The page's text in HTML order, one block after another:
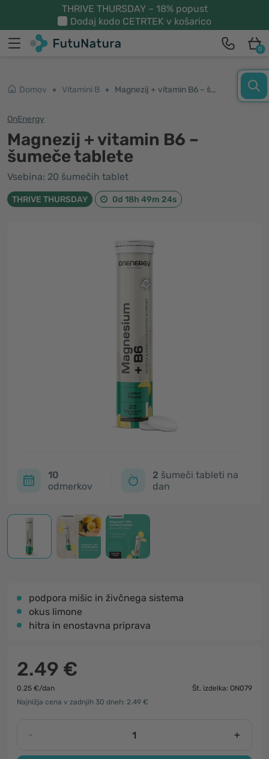
THRIVE THURSDAY – 18% popust
Dodaj kodo CETRTEK v košarico
0
Domov Vitamini B Magnezij + vitamin B6 – šumeče tablete
OnEnergy
Magnezij + vitamin B6 –
šumeče tablete
Vsebina: 20 šumečih tablet
THRIVE THURSDAY 0d 18h 49m 23s
10
odmerkov
2 šumeči tableti na
dan
podpora mišic in živčnega sistema
okus limone
hitra in enostavna priprava
2.49 €
0.25 €/dan
Št. izdelka: ON079
Najnižja cena v zadnjih 30 dneh: 2.49 €
- +